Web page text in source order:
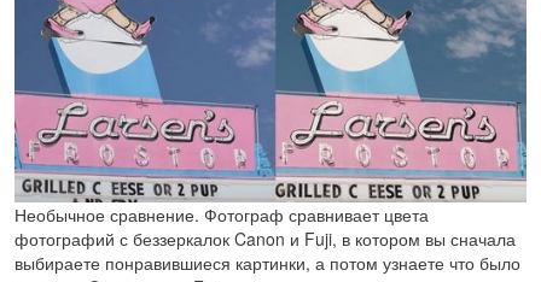
Необычное сравнение. Фотограф сравнивает цвета
фотографий с беззеркалок Canon и Fuji, в котором вы сначала
выбираете понравившиеся картинки, а потом узнаете что было